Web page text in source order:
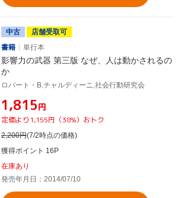
中古
店舗受取可
書籍
単行本
影響力の武器 第三版 なぜ、人は動かされるの
か
ロバート・B.チャルディーニ,社会行動研究会
¥1,815円
定価より1,155円（38%）おトク
2,200円(7/2時点の価格)
獲得ポイント 16P
在庫あり
発売年月日：2014/07/10